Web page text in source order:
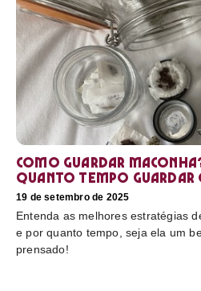
Como guardar
quanto tempo guardar
19 de setembro de 2025
Entenda as melhores estratégias
e por quanto tempo, seja ela um
prensado!